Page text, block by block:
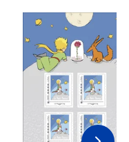
Prix 7,50€